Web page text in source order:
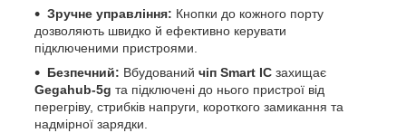
Зручне управління: Кнопки до кожного порту
дозволяють швидко й ефективно керувати
підключеними пристроями.
Безпечний: Вбудований чіп Smart IC захищає
Gegahub-5g та підключені до нього пристрої від
перегріву, стрибків напруги, короткого замикання та
надмірної зарядки.